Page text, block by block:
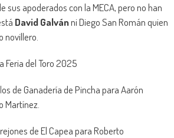
sus apoderados con la MECA, pero no han
David Galvánni Diego San Román quien
novillero.
Feria del Toro 2025
de Ganadería de Pincha para Aarón
Martínez.
de El Capea para Roberto